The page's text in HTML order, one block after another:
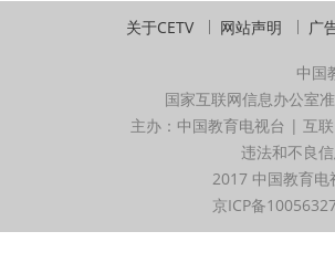
关于CETV 网站声明 广
中国
国家互联网信息办公室
主办：中国教育电视台 | 互
违法和不良
2017 中国教育
京ICP备